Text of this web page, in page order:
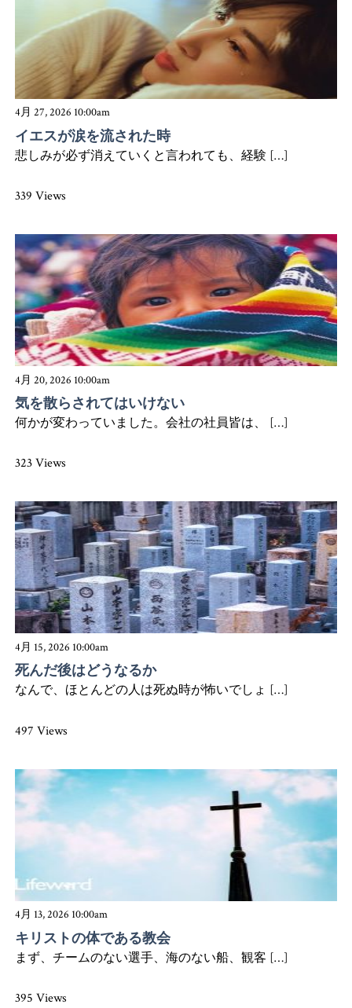
4月 27, 2026 10:00am
イエスが涙を流された時
悲しみが必ず消えていくと言われても、経験 […]
339 Views
4月 20, 2026 10:00am
気を散らされてはいけない
何かが変わっていました。会社の社員皆は、 […]
323 Views
4月 15, 2026 10:00am
死んだ後はどうなるか
なんで、ほとんどの人は死ぬ時が怖いでしょ […]
497 Views
4月 13, 2026 10:00am
キリストの体である教会
まず、チームのない選手、海のない船、観客 […]
395 Views